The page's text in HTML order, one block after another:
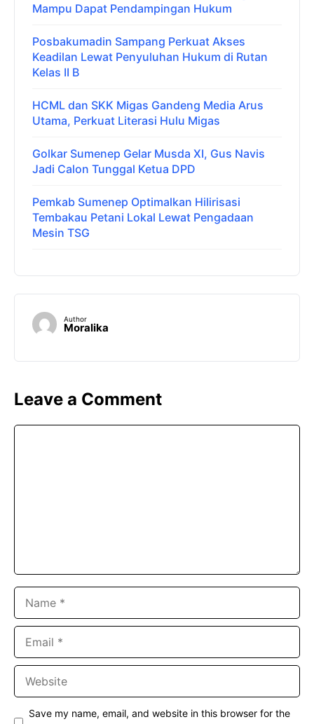
Mampu Dapat Pendampingan Hukum
Posbakumadin Sampang Perkuat Akses
Keadilan Lewat Penyuluhan Hukum di Rutan
Kelas II B
HCML dan SKK Migas Gandeng Media Arus
Utama, Perkuat Literasi Hulu Migas
Golkar Sumenep Gelar Musda XI, Gus Navis
Jadi Calon Tunggal Ketua DPD
Pemkab Sumenep Optimalkan Hilirisasi
Tembakau Petani Lokal Lewat Pengadaan
Mesin TSG
Author
Moralika
Leave a Comment
Save my name, email, and website in this browser for the